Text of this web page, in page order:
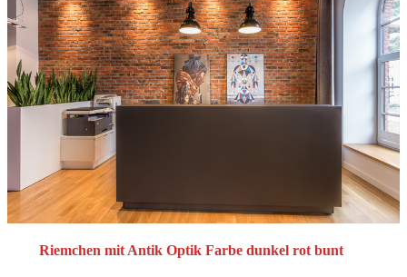
Riemchen mit Antik Optik Farbe dunkel rot bunt